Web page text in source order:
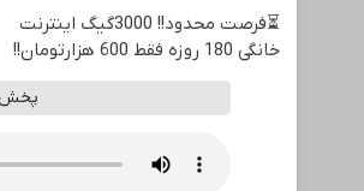
⏳فرصت محدود!! 3000گیگ اینترنت
خانگی 180 روزه فقط 600 هزارتومان!!
پخش